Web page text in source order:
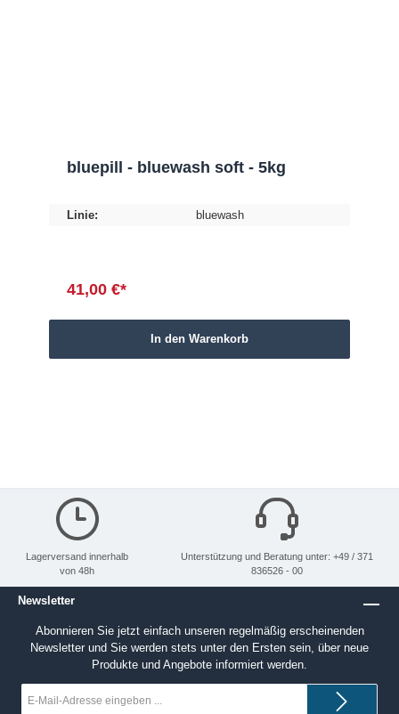
bluepill - bluewash soft - 5kg
Linie: bluewash
41,00 €*
In den Warenkorb
Lagerversand innerhalb
von 48h
Unterstützung und Beratung unter: +49 / 371
836526 - 00
Newsletter
Abonnieren Sie jetzt einfach unseren regelmäßig erscheinenden
Newsletter und Sie werden stets unter den Ersten sein, über neue
Produkte und Angebote informiert werden.